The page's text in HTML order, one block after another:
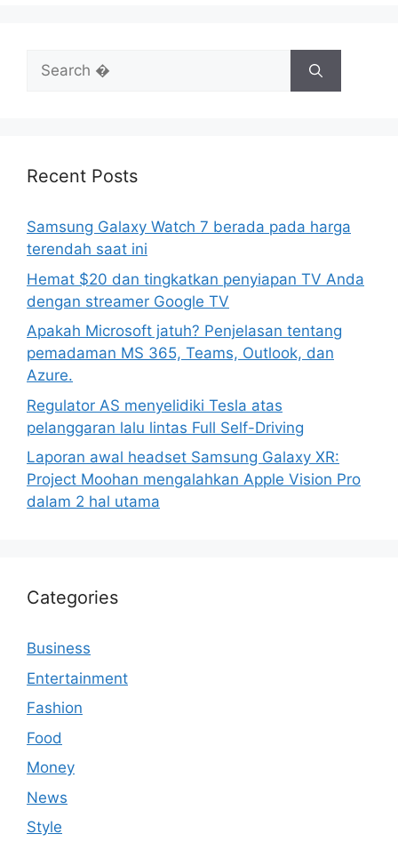
Search
for:
Recent Posts
Samsung Galaxy Watch 7 berada pada harga
terendah saat ini
Hemat $20 dan tingkatkan penyiapan TV Anda
dengan streamer Google TV
Apakah Microsoft jatuh? Penjelasan tentang
pemadaman MS 365, Teams, Outlook, dan
Azure.
Regulator AS menyelidiki Tesla atas
pelanggaran lalu lintas Full Self-Driving
Laporan awal headset Samsung Galaxy XR:
Project Moohan mengalahkan Apple Vision Pro
dalam 2 hal utama
Categories
Business
Entertainment
Fashion
Food
Money
News
Style